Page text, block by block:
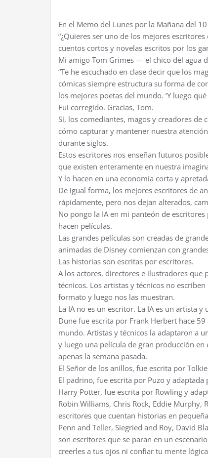
En el Memo del Lunes por la Mañana del
“¿Quieres ser uno de los mejores
cuentos cortos y novelas escritos por los
Mi amigo Tom Grimes — el chico del agua
“Te he escuchado en clase decir que los
cómicas siempre estructura su forma de
los mejores poetas del mundo. ‘Y luego
Fui corregido. Gracias, Tom.
Sí, los comediantes, magos y creadores
cómo capturar y mantener nuestra
durante siglos.
Estos escritores nos enseñan futuros
que existen enteramente en nuestra
Y lo hacen en una economía corta y
De igual forma, los mejores escritores de
rápidamente, pero nos dejan alterados,
No pongo la IA en mi panteón de
hacen películas.
Las grandes películas son creadas de
animadas de Disney comienzan con
Las historias son escritas por escritores.
A los actores, directores e ilustradores que
técnicos. Los artistas y técnicos no
formato y luego nos las muestran.
La IA no es un escritor. La IA es un artista y
Dune fue escrita por Frank Herbert hace
mundo. Artistas y técnicos la adaptaron a
y luego una película de gran producción
apenas la semana pasada.
El Señor de los anillos, fue escrita por
El padrino, fue escrita por Puzo y adaptada
Harry Potter, fue escrita por Rowling y
Robin Williams, Chris Rock, Eddie Murphy,
escritores que cuentan historias en
Penn and Teller, Siegried and Roy, David
son escritores que se paran en un
creerles a tus ojos ni confiar tu mente